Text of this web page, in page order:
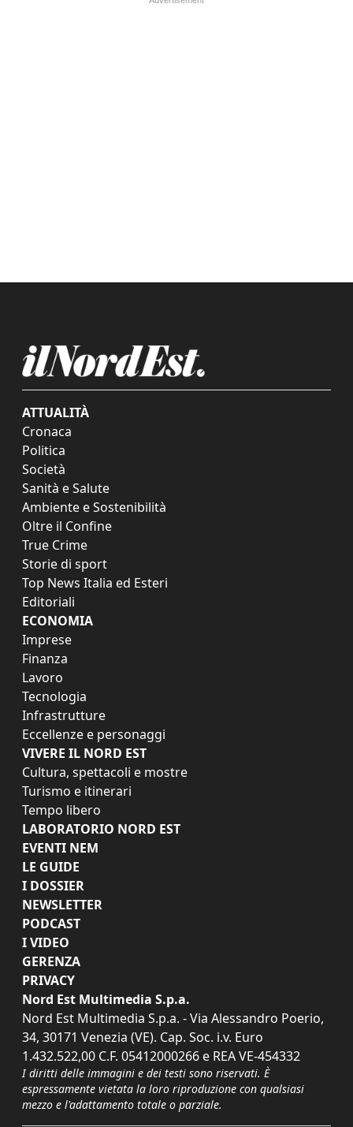
ATTUALITÀ
Cronaca
Politica
Società
Sanità e Salute
Ambiente e Sostenibilità
Oltre il Confine
True Crime
Storie di sport
Top News Italia ed Esteri
Editoriali
ECONOMIA
Imprese
Finanza
Lavoro
Tecnologia
Infrastrutture
Eccellenze e personaggi
VIVERE IL NORD EST
Cultura, spettacoli e mostre
Turismo e itinerari
Tempo libero
LABORATORIO NORD EST
EVENTI NEM
LE GUIDE
I DOSSIER
NEWSLETTER
PODCAST
I VIDEO
GERENZA
PRIVACY
Nord Est Multimedia S.p.a.
Nord Est Multimedia S.p.a. - Via Alessandro Poerio,
34, 30171 Venezia (VE). Cap. Soc. i.v. Euro
1.432.522,00 C.F. 05412000266 e REA VE-454332
I diritti delle immagini e dei testi sono riservati. È
espressamente vietata la loro riproduzione con qualsiasi
mezzo e l'adattamento totale o parziale.